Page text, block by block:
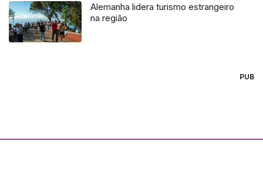
Alemanha lidera turismo estrangeiro
na região
PUB